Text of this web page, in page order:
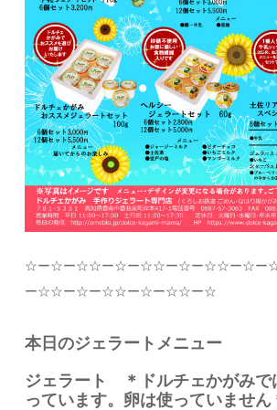
☆ー☆ー☆☆ー☆ー☆☆ー☆ー☆☆ー☆ー
ー☆☆ー☆ー☆☆ー☆ー☆☆ー☆
本日のジェラートメニュー
ジェラート ＊ドルチェかがみで
っています。卵は使っていません